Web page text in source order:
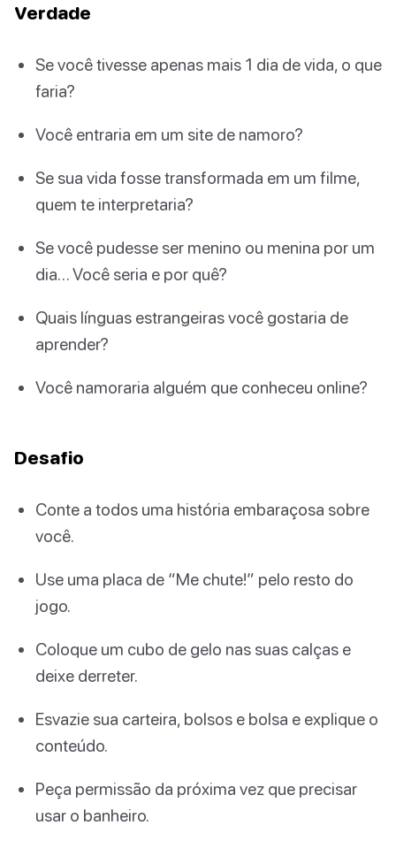
Verdade
Se você tivesse apenas mais 1 dia de vida, o que
faria?
Você entraria em um site de namoro?
Se sua vida fosse transformada em um filme,
quem te interpretaria?
Se você pudesse ser menino ou menina por um
dia… Você seria e por quê?
Quais línguas estrangeiras você gostaria de
aprender?
Você namoraria alguém que conheceu online?
Desafio
Conte a todos uma história embaraçosa sobre
você.
Use uma placa de “Me chute!” pelo resto do
jogo.
Coloque um cubo de gelo nas suas calças e
deixe derreter.
Esvazie sua carteira, bolsos e bolsa e explique o
conteúdo.
Peça permissão da próxima vez que precisar
usar o banheiro.